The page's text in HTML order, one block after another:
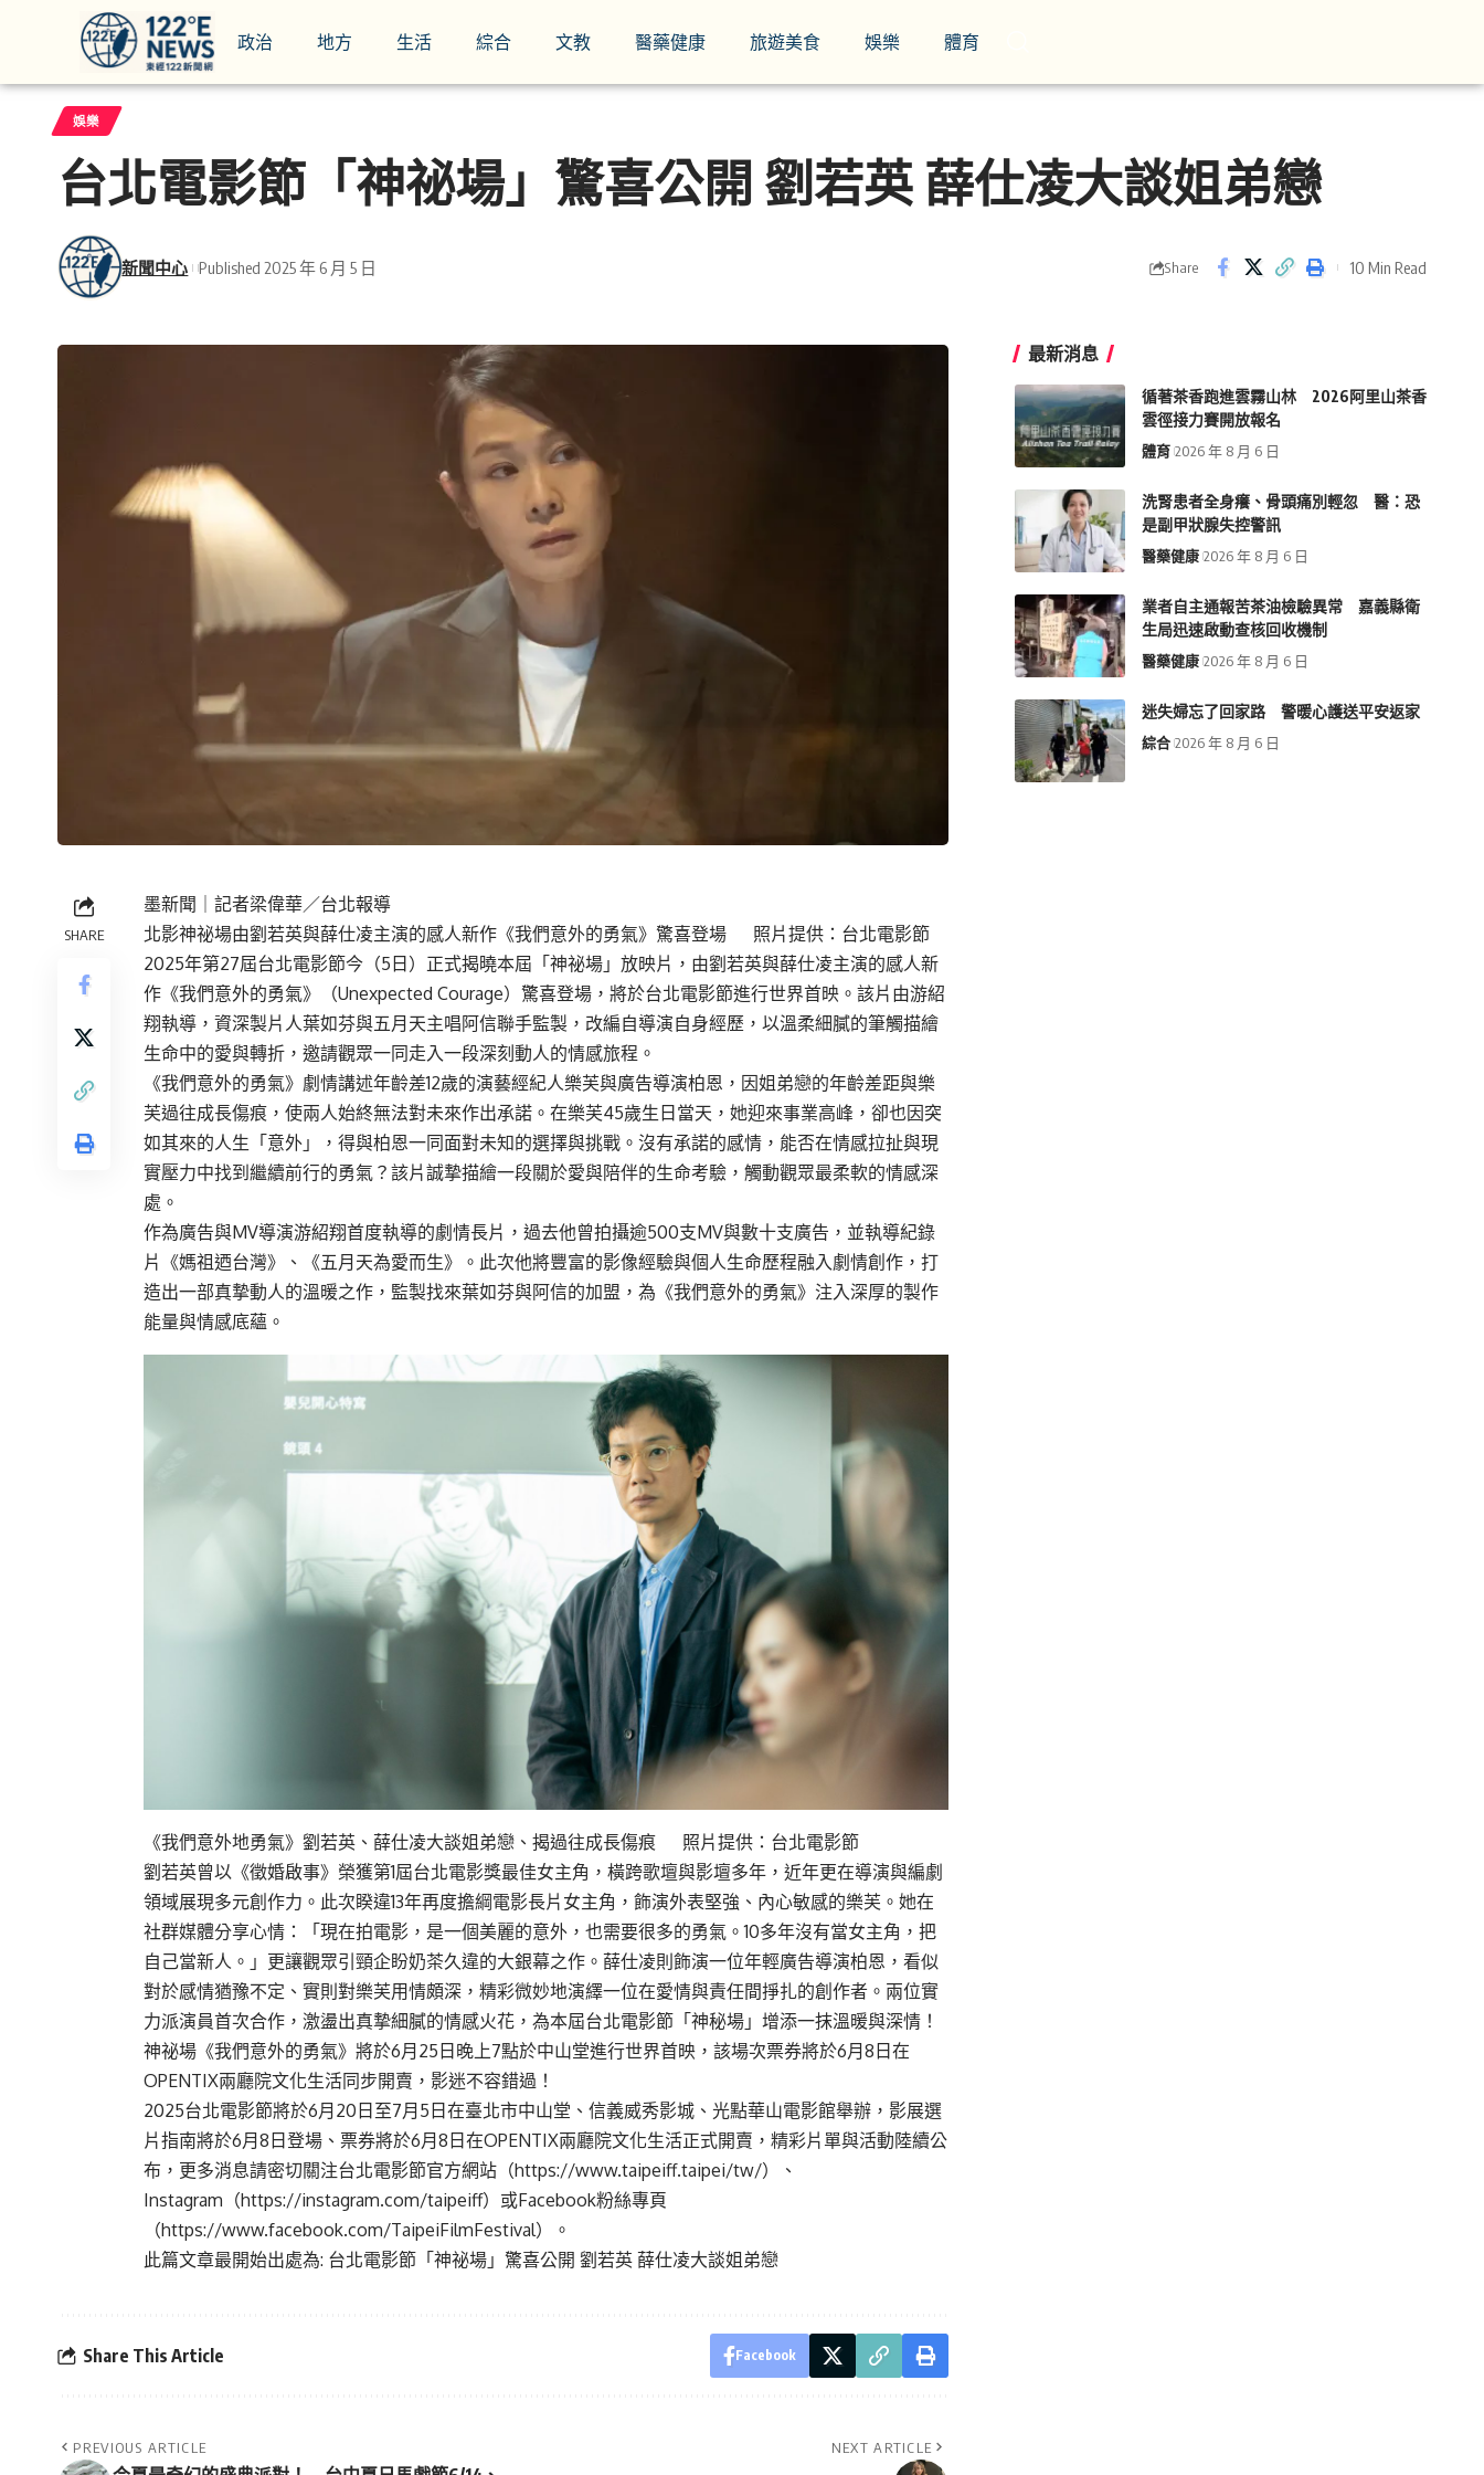
政治 地方 生活 綜合 文教 醫藥健康 旅遊美食 娛樂 體育
娛樂
台北電影節「神祕場」驚喜公開 劉若英 薛仕凌大談姐弟戀
新聞中心 Published 2025 年 6 月 5 日 Share 10 Min Read
SHARE
墨新聞 ｜記者梁偉華／台北報導
北影神祕場由劉若英與薛仕凌主演的感人新作《我們意外的勇氣》驚喜登場 照片提供：台北電影節
2025年第27屆台北電影節今（5日）正式揭曉本屆「神祕場」放映片，由劉若英與薛仕凌主演的感人新
作《我們意外的勇氣》（Unexpected Courage）驚喜登場，將於台北電影節進行世界首映。該片由游紹
翔執導，資深製片人葉如芬與五月天主唱阿信聯手監製，改編自導演自身經歷，以溫柔細膩的筆觸描繪
生命中的愛與轉折，邀請觀眾一同走入一段深刻動人的情感旅程。
《我們意外的勇氣》劇情講述年齡差12歲的演藝經紀人樂芙與廣告導演柏恩，因姐弟戀的年齡差距與樂
芙過往成長傷痕，使兩人始終無法對未來作出承諾。在樂芙45歲生日當天，她迎來事業高峰，卻也因突
如其來的人生「意外」，得與柏恩一同面對未知的選擇與挑戰。沒有承諾的感情，能否在情感拉扯與現
實壓力中找到繼續前行的勇氣？該片誠摯描繪一段關於愛與陪伴的生命考驗，觸動觀眾最柔軟的情感深
處。
作為廣告與MV導演游紹翔首度執導的劇情長片，過去他曾拍攝逾500支MV與數十支廣告，並執導紀錄
片《媽祖迺台灣》、《五月天為愛而生》。此次他將豐富的影像經驗與個人生命歷程融入劇情創作，打
造出一部真摯動人的溫暖之作，監製找來葉如芬與阿信的加盟，為《我們意外的勇氣》注入深厚的製作
能量與情感底蘊。
《我們意外地勇氣》劉若英、薛仕凌大談姐弟戀、揭過往成長傷痕 照片提供：台北電影節
劉若英曾以《徵婚啟事》榮獲第1屆台北電影獎最佳女主角，橫跨歌壇與影壇多年，近年更在導演與編劇
領域展現多元創作力。此次睽違13年再度擔綱電影長片女主角，飾演外表堅強、內心敏感的樂芙。她在
社群媒體分享心情：「現在拍電影，是一個美麗的意外，也需要很多的勇氣。10多年沒有當女主角，把
自己當新人。」更讓觀眾引頸企盼奶茶久違的大銀幕之作。薛仕凌則飾演一位年輕廣告導演柏恩，看似
對於感情猶豫不定、實則對樂芙用情頗深，精彩微妙地演繹一位在愛情與責任間掙扎的創作者。兩位實
力派演員首次合作，激盪出真摯細膩的情感火花，為本屆台北電影節「神秘場」增添一抹溫暖與深情！
神祕場《我們意外的勇氣》將於6月25日晚上7點於中山堂進行世界首映，該場次票券將於6月8日在
OPENTIX兩廳院文化生活同步開賣，影迷不容錯過！
2025台北電影節將於6月20日至7月5日在臺北市中山堂、信義威秀影城、光點華山電影館舉辦，影展選
片指南將於6月8日登場、票券將於6月8日在OPENTIX兩廳院文化生活正式開賣，精彩片單與活動陸續公
布，更多消息請密切關注台北電影節官方網站（https://www.taipeiff.taipei/tw/）、
Instagram（https://instagram.com/taipeiff）或Facebook粉絲專頁
（https://www.facebook.com/TaipeiFilmFestival）。
此篇文章最開始出處為: 台北電影節「神祕場」驚喜公開 劉若英 薛仕凌大談姐弟戀
Share This Article Facebook
PREVIOUS ARTICLE NEXT ARTICLE
最新消息
循著茶香跑進雲霧山林 2026阿里山茶香
雲徑接力賽開放報名
體育 2026 年 8 月 6 日
洗腎患者全身癢、骨頭痛別輕忽 醫：恐
是副甲狀腺失控警訊
醫藥健康 2026 年 8 月 6 日
業者自主通報苦茶油檢驗異常 嘉義縣衛
生局迅速啟動查核回收機制
醫藥健康 2026 年 8 月 6 日
迷失婦忘了回家路 警暖心護送平安返家
綜合 2026 年 8 月 6 日